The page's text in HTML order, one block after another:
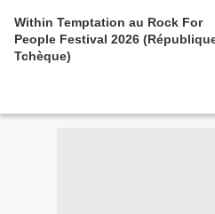
Within Temptation au Rock For
People Festival 2026
Tchèque)